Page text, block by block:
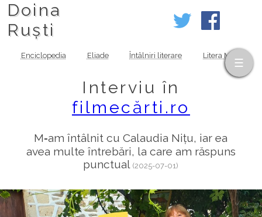
Doina
Ruști
Enciclopedia Eliade Întâlniri literare Litera MOV
Interviu în
filmecărti.ro
M‑am întâlnit cu Calaudia Nițu, iar ea
avea multe întrebări, la care am răspuns
punctual(2025-07-01)